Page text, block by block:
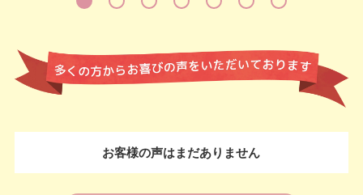
お客様の声はまだありません